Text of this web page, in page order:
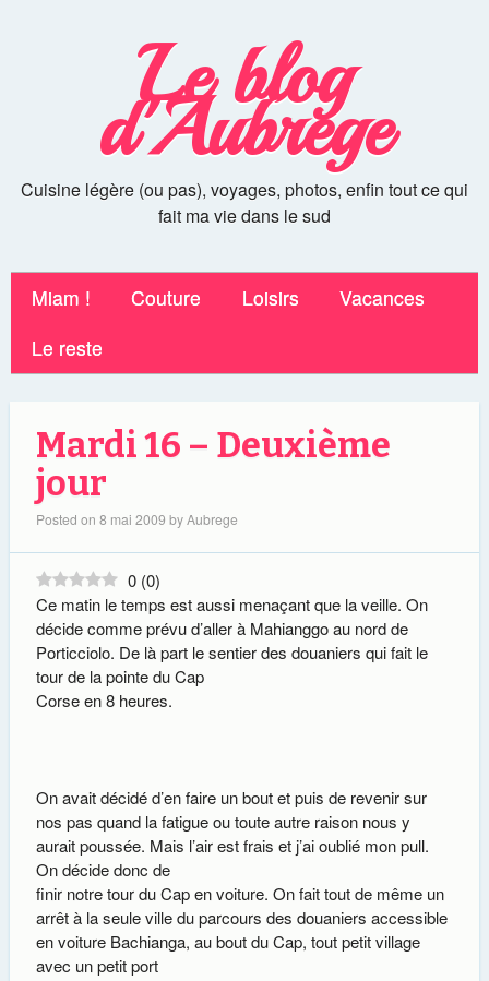
Le blog
d'Aubrege
Cuisine légère (ou pas), voyages, photos, enfin tout ce qui
fait ma vie dans le sud
Miam ! Couture Loisirs
Vacances
Le reste
Mardi 16 – Deuxième
jour
Posted on 8 mai 2009 byAubrege
0 (0)
Ce matin le temps est aussi menaçant que la veille. On
décide comme prévu d’aller à Mahianggo au nord de
Porticciolo. De là part le sentier des douaniers qui fait le
tour de la pointe du Cap
Corse en 8 heures.
On avait décidé d’en faire un bout et puis de revenir sur
nos pas quand la fatigue ou toute autre raison nous y
aurait poussée. Mais l’air est frais et j’ai oublié mon pull.
On décide donc de
finir notre tour du Cap en voiture. On fait tout de même un
arrêt à la seule ville du parcours des douaniers accessible
en voiture Bachianga, au bout du Cap, tout petit village
avec un petit port